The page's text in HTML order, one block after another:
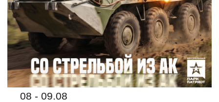
08 - 09.08